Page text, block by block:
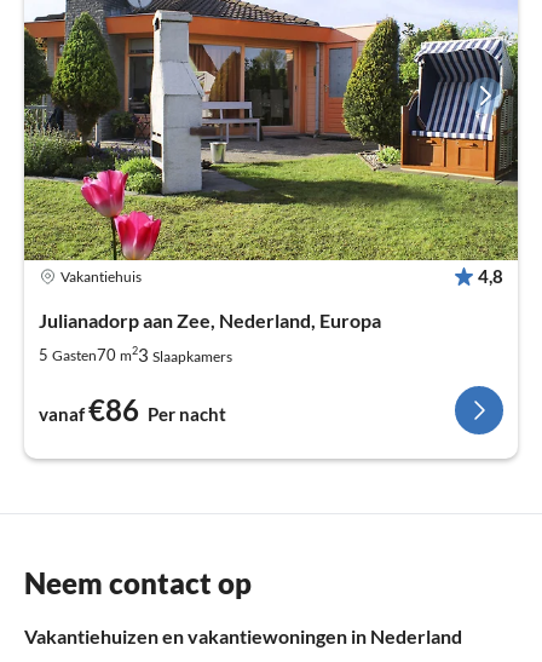
Vakantiehuis 4,8
Julianadorp aan Zee, Nederland, Europa
5 Gasten70 m23 Slaapkamers
vanaf€86 Per nacht
Neem contact op
Vakantiehuizen en vakantiewoningen in Nederland